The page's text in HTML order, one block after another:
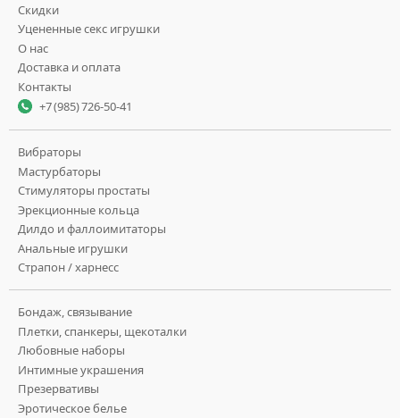
Скидки
Уцененные секс игрушки
О нас
Доставка и оплата
Контакты
+7 (985) 726-50-41
Вибраторы
Мастурбаторы
Стимуляторы простаты
Эрекционные кольца
Дилдо и фаллоимитаторы
Анальные игрушки
Страпон / харнесс
Бондаж, связывание
Плетки, спанкеры, щекоталки
Любовные наборы
Интимные украшения
Презервативы
Эротическое белье